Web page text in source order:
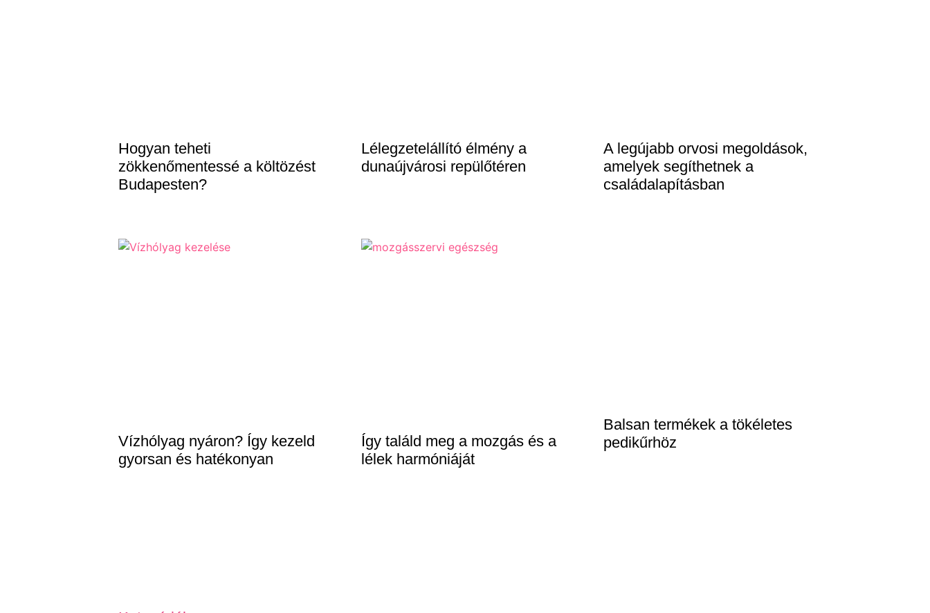
Hogyan teheti
zökkenőmentessé a költözést
Budapesten?
Lélegzetelállító élmény a
dunaújvárosi repülőtéren
A legújabb orvosi megoldások,
amelyek segíthetnek a
családalapításban
Vízhólyag nyáron? Így kezeld
gyorsan és hatékonyan
Így találd meg a mozgás és a
lélek harmóniáját
Balsan termékek a tökéletes
pedikűrhöz